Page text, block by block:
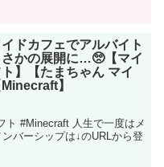
ドカフェでアルバイト
さかの展開に…🥺【マイ
】【たまちゃん マイ
】
ト #Minecraft 人生で一度はメ
バーシップは↓のURLから登